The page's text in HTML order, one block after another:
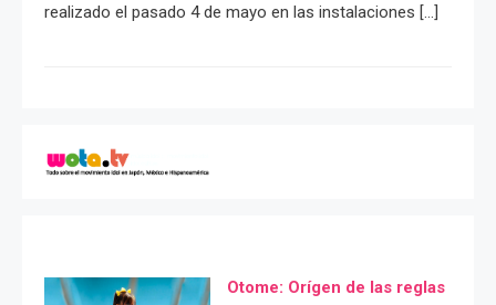
realizado el pasado 4 de mayo en las instalaciones […]
Otome: Orígen de las reglas